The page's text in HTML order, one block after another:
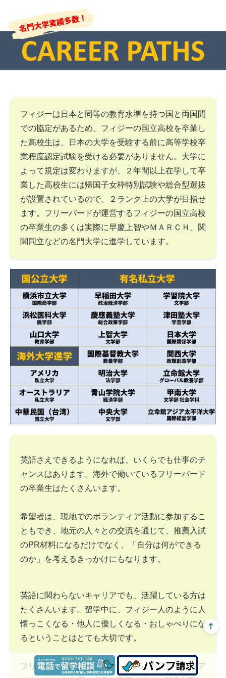
フィジーは日本と同等の教育水準を持つ国と両国間
での協定があるため、フィジーの国立高校を卒業し
た高校生は、日本の大学を受験する前に高等学校卒
業程度認定試験を受ける必要がありません。大学に
よって規定は変わりますが、２年間以上在学して卒
業した高校生には帰国子女枠特別試験や総合型選抜
が設置されているので、２ランク上の大学が目指せ
ます。フリーバードが運営するフィジーの国立高校
の卒業生の多くは実際に早慶上智やＭＡＲＣＨ、関
関同立などの名門大学に進学しています。
英語さえできるようになれば、いくらでも仕事のチ
ャンスはあります。海外で働いているフリーバード
の卒業生はたくさんいます。
希望者は、現地でのボランティア活動に参加するこ
ともでき、地元の人々との交流を通じて、推薦入試
のPR材料になるだけでなく、「自分は何ができる
のか」を考えるきっかけにもなります。
英語に関わらないキャリアでも、活躍している方は
たくさんいます。留学中に、フィジー人のように人
懐っこくなる・他人に優しくなる・おしゃべりにな
るということはとても大切です。
フリーバードの卒業生の中には、テレビ局の女子ア